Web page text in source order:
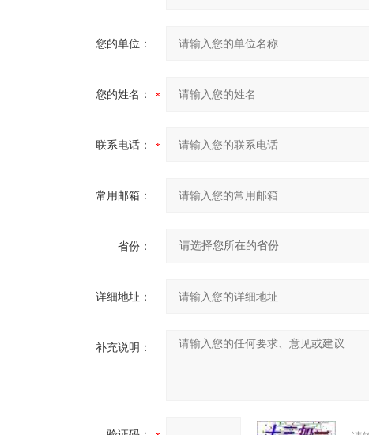
您的单位：
您的姓名：
联系电话：
常用邮箱：
省份：
详细地址：
补充说明：